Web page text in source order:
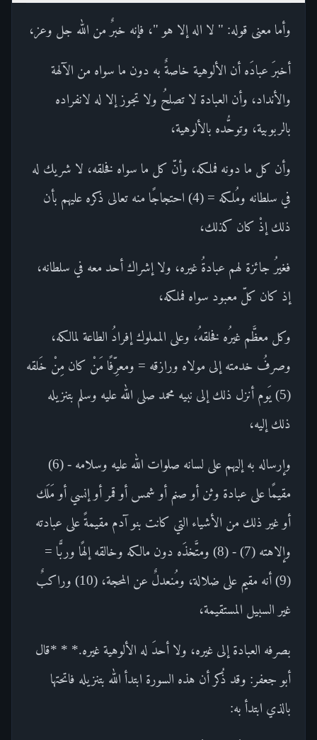
وأما معنى قوله: " لا اله إلا هو "، فإنه خبرٌ من الله جل وعز،
أخبرَ عبادَه أن الألوهية خاصةٌ به دون ما سواه من الآلهة
والأنداد، وأن العبادة لا تصلحُ ولا تجوز إلا له لانفراده
بالربوبية، وتوحُّده بالألوهية،
وأن كل ما دونه فملكه، وأنّ كل ما سواه فخلقه، لا شريك له
في سلطانه ومُلكه = (4) احتجاجًا منه تعالى ذكره عليهم بأن
ذلك إذْ كان كذلك،
فغيرُ جائزة لهم عبادةُ غيره، ولا إشراك أحد معه في سلطانه،
إذ كان كلّ معبود سواه فملكه،
وكل معظَّم غيرُه فخلقهُ، وعلى المملوك إفرادُ الطاعة لمالكه،
وصرفُ خدمته إلى مولاه ورازقه = ومعرِّفًا مَنْ كان مِنْ خَلقه
(5) يَوم أنزل ذلك إلى نبيه محمد صلى الله عليه وسلم بتنزيله
ذلك إليه،
وإرساله به إليهم على لسانه صلوات الله عليه وسلامه - (6)
مقيمًا على عبادة وثن أو صنم أو شمس أو قمر أو إنسي أو مَلَك
أو غير ذلك من الأشياء التي كانت بنو آدم مقيمةً على عبادته
وإلاهته (7) - (8) ومتَّخذَه دون مالكه وخالقه إلهًا وربًّا =
(9) أنه مقيم على ضلالة، ومُنعدلٌ عن المحجة، (10) وراكبٌ
غير السبيل المستقيمة،
بصرفه العبادة إلى غيره، ولا أحدَ له الألوهية غيره.* * *قال
أبو جعفر: وقد ذُكر أن هذه السورة ابتدأ الله بتنزيله فاتحتها
بالذي ابتدأ به: